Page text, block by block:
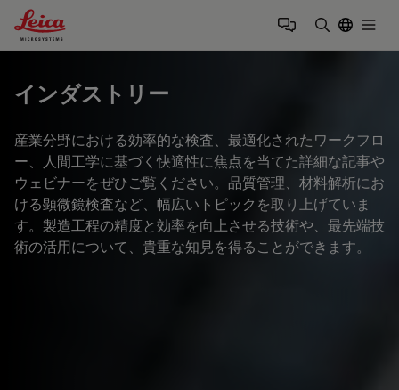
Leica Microsystems Logo
インダストリー
産業分野における効率的な検査、最適化されたワークフロ
ー、人間工学に基づく快適性に焦点を当てた詳細な記事や
ウェビナーをぜひご覧ください。品質管理、材料解析にお
ける顕微鏡検査など、幅広いトピックを取り上げていま
す。製造工程の精度と効率を向上させる技術や、最先端技
術の活用について、貴重な知見を得ることができます。